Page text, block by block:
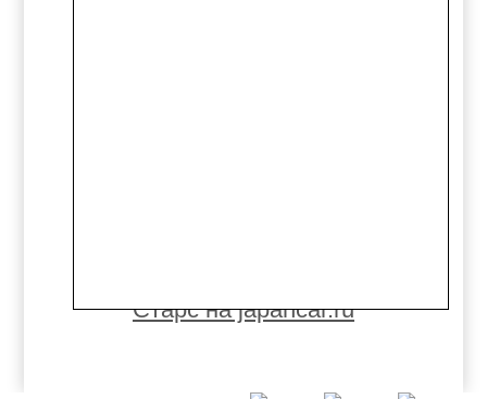
Старс на japancar.ru